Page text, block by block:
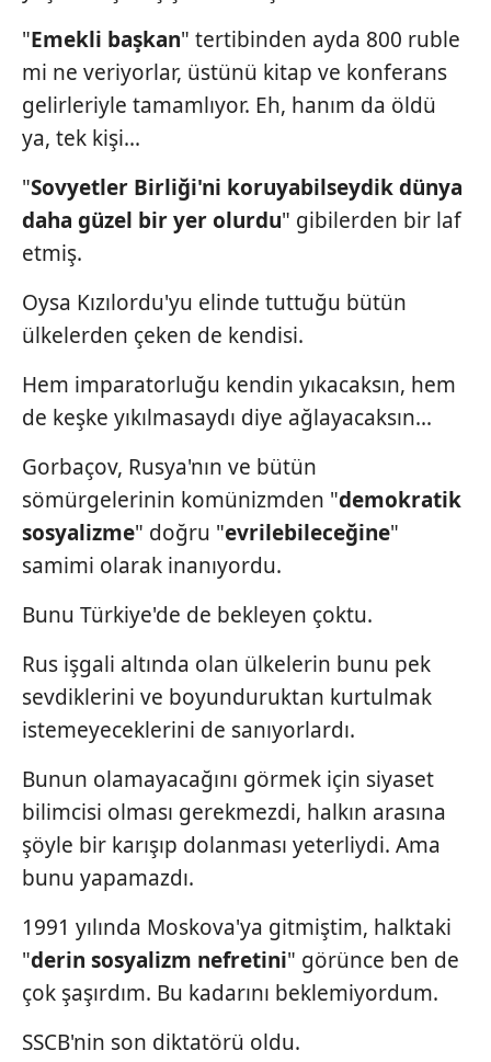
Sizlere daha iyi bir hizmet sunabilmek için İnternet
Sitemizde kendimize ve üçüncü kişilere ait çerezler
kullanılmaktadır. Bu çerezler vasıtasıyla çeşitli kişisel
verileriniz işlenmekte olup gerekli olan çerezler bilgi
toplumu hizmetlerinin sunulması amacıyla
kılınması ve kişiselleştirilmesi ve sizlere yönelik
reklam/pazarlama faaliyetlerinin yapılması, amaçlarıyla
sınırlı olarak açık rızanız dahilinde kullanılacaktır.
Çerezlere ilişkin tercihlerinizi aşağıda yer alan panel
vasıtasıyla belirleyebilirsiniz. Çerezlere ilişkin detaylı bilgi
için Ayarlar butonuna tıklayabilir,Çerez Bilgilendirme
6698 sayılı Kişisel Verilerin Korunması Kanunu uyarınca
ilgili mevzuata uygun olarak kullanılan çerezlerle ilgili bilgi
almak için lütfentıklayınız.
"Emekli başkan" tertibinden ayda 800 ruble
mi ne veriyorlar, üstünü kitap ve konferans
gelirleriyle tamamlıyor. Eh, hanım da öldü
ya, tek kişi...
"Sovyetler Birliği'ni koruyabilseydikdünya
daha güzel bir yerolurdu" gibilerden bir laf
etmiş.
Oysa Kızılordu'yu elinde tuttuğu bütün
ülkelerden çeken de kendisi.
Hem imparatorluğu kendin yıkacaksın, hem
de keşke yıkılmasaydı diye ağlayacaksın...
Gorbaçov, Rusya'nın ve bütün
sömürgelerinin komünizmden "demokratik
sosyalizme" doğru "evrilebileceğine"
samimi olarak inanıyordu.
Bunu Türkiye'de de bekleyen çoktu.
Rus işgali altında olan ülkelerin bunu pek
sevdiklerini ve boyunduruktan kurtulmak
istemeyeceklerini de sanıyorlardı.
Bunun olamayacağını görmek için siyaset
bilimcisi olması gerekmezdi, halkın arasına
şöyle bir karışıp dolanması yeterliydi. Ama
bunu yapamazdı.
1991 yılında Moskova'ya gitmiştim, halktaki
"derin sosyalizm nefretini" görünce ben de
çok şaşırdım. Bu kadarını beklemiyordum.
SSCB'nin son diktatörü oldu.